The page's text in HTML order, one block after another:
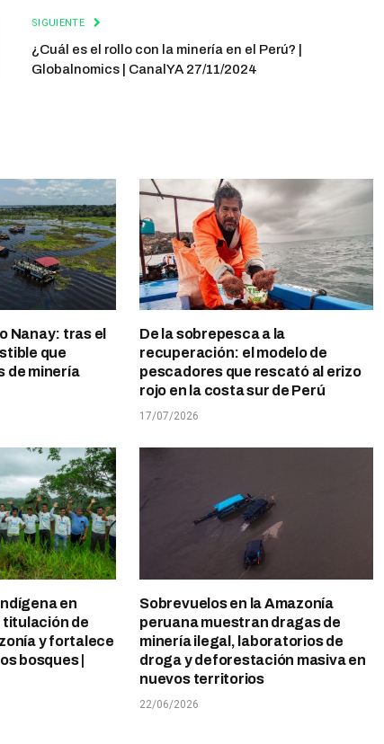
SIGUIENTE
¿Cuál es el rollo con la minería en el Perú? |
Globalnomics | CanalYA 27/11/2024
Nanay: tras el
que
de minería
De la sobrepesca a la
recuperación: el modelo de
pescadores que rescató al erizo
rojo en la costa sur de Perú
17/07/2026
en
titulación de
y fortalece
bosques |
Sobrevuelos en la Amazonía
peruana muestran dragas de
minería ilegal, laboratorios de
droga y deforestación masiva en
nuevos territorios
22/06/2026